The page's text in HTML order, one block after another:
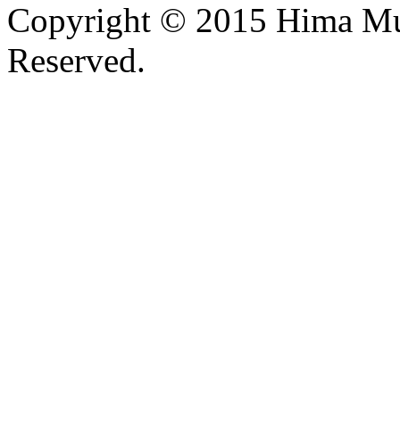
Copyright © 2015 Hima
Reserved.